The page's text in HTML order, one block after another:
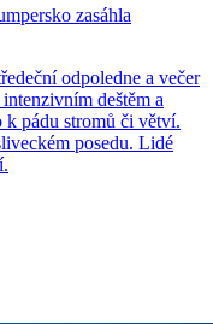
zasáhla
odpoledne a večer
deštěm a
k pádu stromů či větví.
posedu. Lidé